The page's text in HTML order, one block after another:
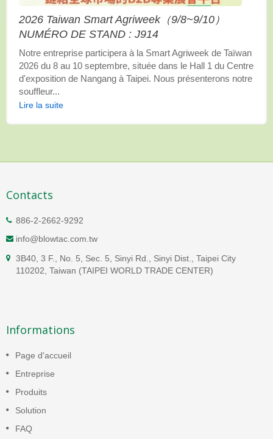
2026 Taiwan Smart Agriweek（9/8~9/10）
NUMÉRO DE STAND : J914
Notre entreprise participera à la Smart Agriweek de Taïwan
2026 du 8 au 10 septembre, située dans le Hall 1 du Centre
d'exposition de Nangang à Taipei. Nous présenterons notre
souffleur...
Lire la suite
Contacts
886-2-2662-9292
info@blowtac.com.tw
3B40, 3 F., No. 5, Sec. 5, Sinyi Rd., Sinyi Dist., Taipei City
110202, Taiwan (TAIPEI WORLD TRADE CENTER)
Informations
Page d'accueil
Entreprise
Produits
Solution
FAQ